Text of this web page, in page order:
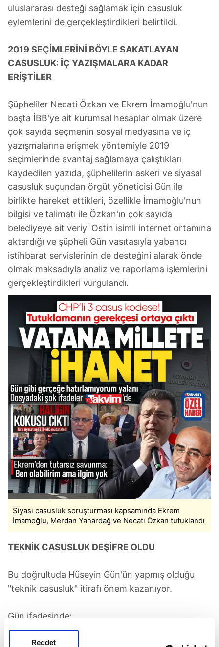
Reddet
uluslararası desteği sağlamak için casusluk
eylemlerini de gerçekleştirdikleri belirtildi.
2019 SEÇİMLERİNİ BÖYLE SAKATLAYAN
CASUSLUK: İÇ YAZIŞMALARA KADAR
ERİŞTİLER
Şüpheliler Necati Özkan ve Ekrem İmamoğlu'nun
başta İBB'ye ait kurumsal hesaplar olmak üzere
çok sayıda seçmenin sosyal medyasına ve iç
yazışmalarına erişmek yöntemiyle 2019
seçimlerinde avantaj sağlamaya çalıştıkları
kaydedilen yazıda, şüphelilerin askeri ve siyasal
casusluk suçundan örgüt yöneticisi Gün ile
birlikte hareket ettikleri, özellikle İmamoğlu'nun
bilgisi ve talimatı ile Özkan'ın çok sayıda
belediyeye ait veriyi Ostin isimli internet ortamına
aktardığı ve şüpheli Gün vasıtasıyla yabancı
istihbarat servislerinin de desteğini alarak önde
olmak maksadıyla analiz ve raporlama işlemlerini
gerçekleştirdikleri vurgulandı.
Siyasi casusluk soruşturması kapsamında Ekrem
İmamoğlu, Merdan Yanardağ ve Necati Özkan tutuklandı
TEKNİK CASUSLUK DEŞİFRE OLDU
Bu doğrultuda Hüseyin Gün'ün yapmış olduğu
"teknik casusluk" itirafı önem kazanıyor.
Gün ifadesinde;
Ekrem İmamoğlu'nun kampanya direktörü Necati